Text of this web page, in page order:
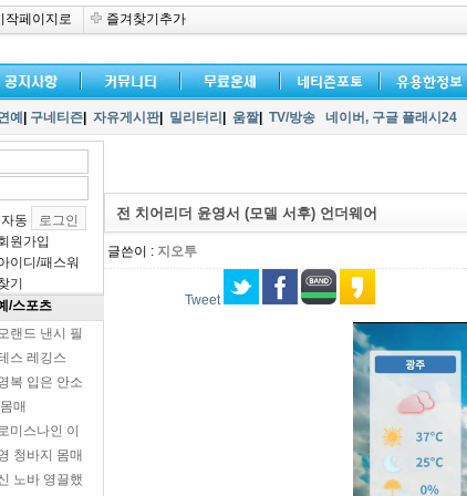
작페이지로 즐겨찾기추가
예 구네티즌 자유게시판| 밀리터리 움짤| TV/방송 네이버, 구글 플래시24
자동
원가입
이디/패스워
기
/스포츠
랜드 낸시 필
스 레깅스
복 입은 안소
매
미스나인 이
청바지 몸매
노바 영끌했
전 치어리더 윤영서 (모델 서후) 언더웨어
글쓴이 : 지오투
Tweet